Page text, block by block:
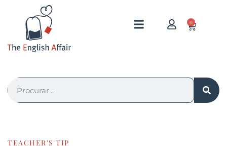
0
TEACHER'S TIP